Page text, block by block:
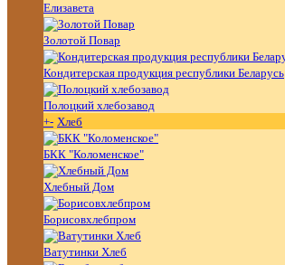
Елизавета
Золотой Повар
Кондитерская продукция республики Беларусь
Полоцкий хлебозавод
+- Хлеб
БКК "Коломенское"
Хлебный Дом
Борисовхлебпром
Ватутинки Хлеб